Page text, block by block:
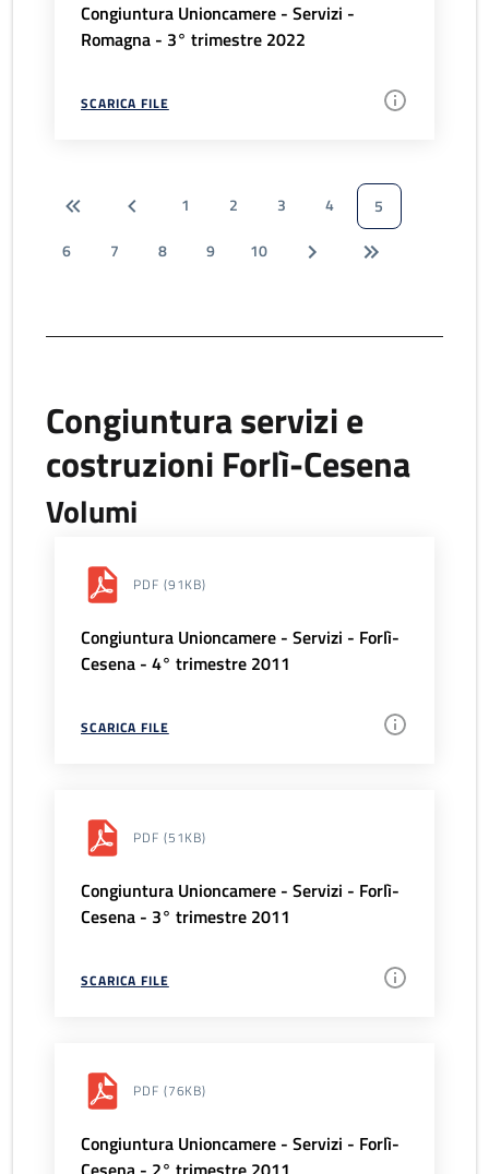
Congiuntura Unioncamere - Servizi -
Romagna - 3° trimestre 2022
SCARICA FILE
1 2 3 4
5
6
7 8 9 10
Congiuntura servizi e
costruzioni Forlì-Cesena
Volumi
PDF (91KB)
Congiuntura Unioncamere - Servizi - Forlì-
Cesena - 4° trimestre 2011
SCARICA FILE
PDF (51KB)
Congiuntura Unioncamere - Servizi - Forlì-
Cesena - 3° trimestre 2011
SCARICA FILE
PDF (76KB)
Congiuntura Unioncamere - Servizi - Forlì-